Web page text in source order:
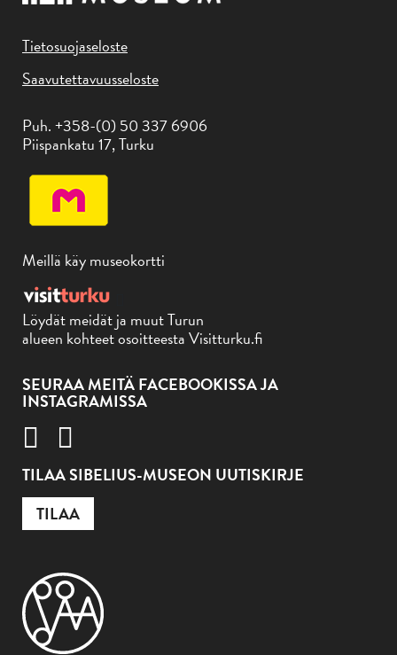
Tietosuojaseloste
Saavutettavuusseloste
Puh. +358-(0) 50 337 6906
Piispankatu 17, Turku
Meillä käy museokortti
Löydät meidät ja muut Turun
alueen kohteet osoitteesta Visitturku.fi
SEURAA MEITÄ FACEBOOKISSA JA
INSTAGRAMISSA
TILAA SIBELIUS-MUSEON UUTISKIRJE
TILAA